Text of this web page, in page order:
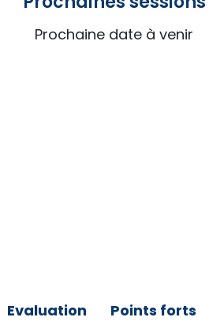
Prochaine date à venir
Evaluation Points forts